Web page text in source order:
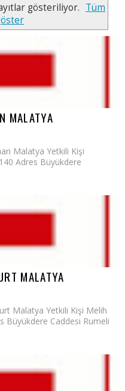
gösteriliyor. Tüm
MALATYA
Malatya Yetkili Kişi
Adres Büyükdere
MALATYA
Malatya Yetkili Kişi Melih
Büyükdere Caddesi Rumeli